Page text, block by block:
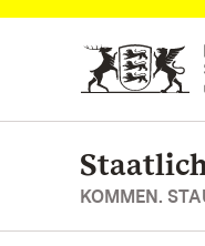
Zum Hauptinhalt
KOMMEN.